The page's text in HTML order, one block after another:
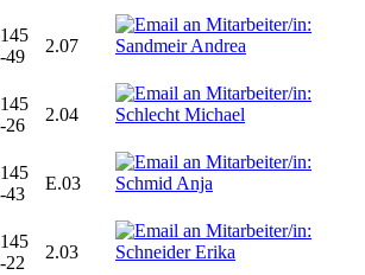
49
2.07
26
2.04
43
E.03
22
2.03